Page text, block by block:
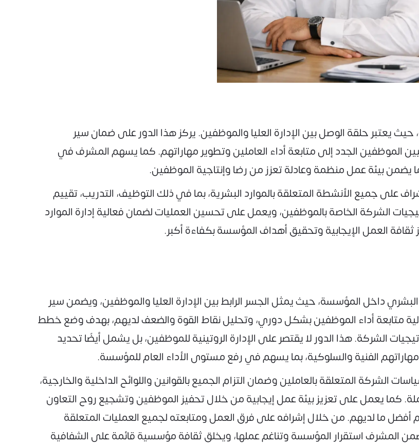
يعتبر حلقة الوصل بين الإدارة العليا والموظفين. يركز هذا الدور على ضمان سير
الموظفين الجدد إلى متابعة أداء العاملين وتطوير مهاراتهم. كما يسهم المشرف في
يضمن بيئة عمل منظمة وعادلة تعزز من رضا وإنتاجية الموظفين.
على جميع الأنشطة المتعلقة بالموارد البشرية، بما في ذلك التوظيف، التدريب، تقييم
الشركة الخاصة بالموظفين، ويعمل على تحسين العمليات لضمان فعالية إدارة الموارد
العمل الإيجابية وتحقيق أهداف المؤسسة بكفاءة أكبر.
داخل المؤسسة، حيث يمثل الجسر الرابط بين الإدارة العليا والموظفين، ويضمن سير
متابعة أداء الموظفين بشكل دوري، وتحليل نقاط القوة والضعف لديهم، بهدف وضع خطط
الشركة. هذا الدور لا يقتصر على الإدارة الروتينية للموظفين، بل يشمل أيضًا تحديد
الفنية والسلوكية، بما يسهم في رفع مستوى الأداء العام للمؤسسة.
الشركة المتعلقة بالعاملين وضمان التزام الجميع بالقوانين واللوائح الداخلية والخارجية،
كما يعمل على تعزيز بيئة عمل إيجابية من خلال تحفيز الموظفين وتشجيع روح التعاون
ما لديهم. من خلال إشرافه على فرق العمل ومتابعته لجميع العمليات المتعلقة
يضمن المشرف استقرار المؤسسة وتناغم عملها، ويخلق ثقافة مؤسسية قائمة على الشفافية